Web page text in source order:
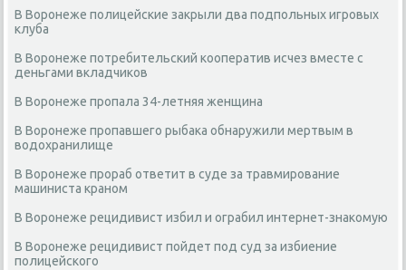
В Воронеже полицейские закрыли два подпольных игровых
клуба
В Воронеже потребительский кооператив исчез вместе с
деньгами вкладчиков
В Воронеже пропала 34-летняя женщина
В Воронеже пропавшего рыбака обнаружили мертвым в
водохранилище
В Воронеже прораб ответит в суде за травмирование
машиниста краном
В Воронеже рецидивист избил и ограбил интернет-знакомую
В Воронеже рецидивист пойдет под суд за избиение
полицейского